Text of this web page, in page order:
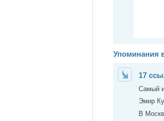
Упоминания
17
Самый
Эмир
В